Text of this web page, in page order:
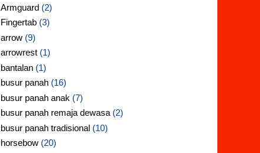
Armguard (2)
Fingertab (3)
arrow (9)
arrowrest (1)
bantalan (1)
busur panah (16)
busur panah anak (7)
busur panah remaja dewasa (2)
busur panah tradisional (10)
horsebow (20)